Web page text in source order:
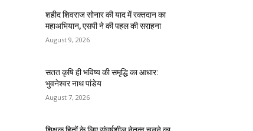
शहीद शिवराज सोनार की याद में रक्तदान का
महाअभियान, एसपी ने की पहल की सराहना
August 9, 2026
सतत कृषि ही भविष्य की समृद्धि का आधार:
भुवनेश्वर नाथ पांडेय
August 7, 2026